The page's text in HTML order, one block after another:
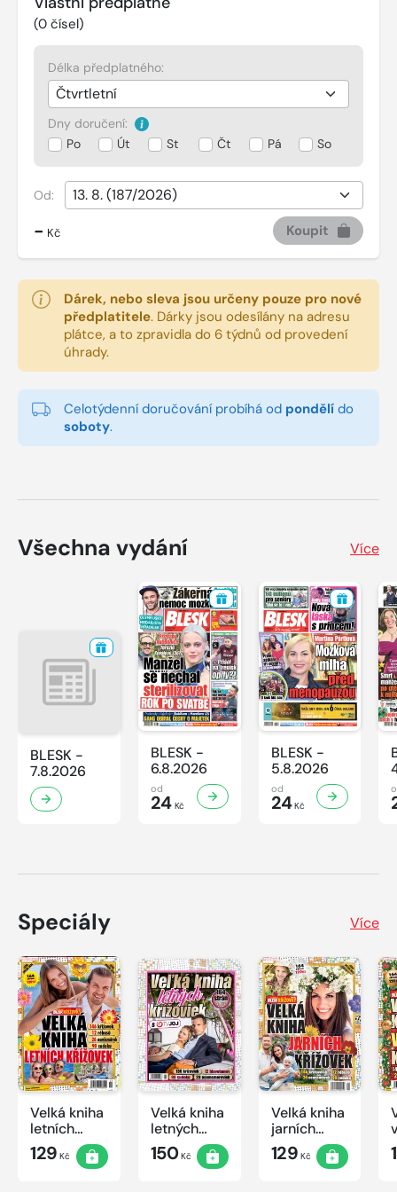
(0 čísel)
Délka předplatného:
Dny doručení:
Po
Út St Čt Pá So
Od:
- Kč Koupit
Dárek, nebo sleva jsou určeny pouze pro nové
předplatitele. Dárky jsou odesílány na adresu
plátce, a to zpravidla do 6 týdnů od provedení
úhrady.
Celotýdenní doručování probíhá od pondělí do
soboty.
Všechna vydání Více
BLESK -
7.8.2026
BLESK -
6.8.2026
od
24Kč
BLESK -
5.8.2026
od
24Kč
Speciály Více
Velká kniha
letních
křížovek
2026
129 Kč
Velká kniha
letných
krížoviek s
TV JOJ
150Kč
Velká kniha
jarních
křížovek
2026
129 Kč